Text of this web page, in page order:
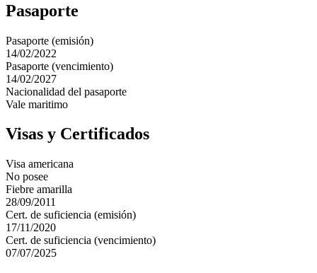
Pasaporte
Pasaporte (emisión)
14/02/2022
Pasaporte (vencimiento)
14/02/2027
Nacionalidad del pasaporte
Vale maritimo
Visas y Certificados
Visa americana
No posee
Fiebre amarilla
28/09/2011
Cert. de suficiencia (emisión)
17/11/2020
Cert. de suficiencia (vencimiento)
07/07/2025